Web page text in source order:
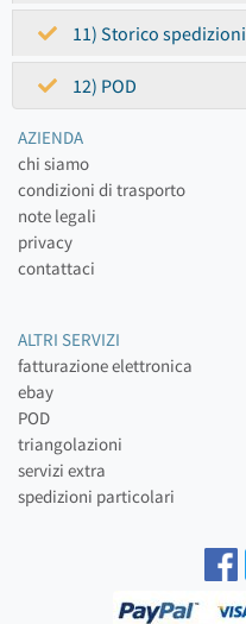
11) Storico spedizioni
12) POD
AZIENDA
chi siamo
condizioni di trasporto
note legali
privacy
contattaci
ALTRI SERVIZI
fatturazione elettronica
ebay
POD
triangolazioni
servizi extra
spedizioni particolari